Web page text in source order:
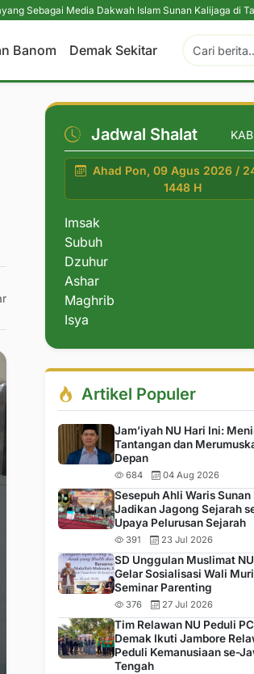
Media Dakwah Islam Sunan Kalijaga di Tanah Jawa |
Banom Demak Sekitar
Jadwal Shalat
Ahad Pon, 09 Agus 2026 /
1448 H
Imsak
Subuh
Dzuhur
Ashar
Maghrib
Isya
Artikel Populer
Jam’iyah NU Hari Ini:
Tantangan dan
Depan
684 04 Aug 2026
Sesepuh Ahli Waris
Jadikan Jagong Sejarah
Upaya Pelurusan Sejarah
391 23 Jul 2026
SD Unggulan Muslimat
Gelar Sosialisasi Wali
Seminar Parenting
376 27 Jul 2026
Tim Relawan NU Peduli
Demak Ikuti Jambore
Peduli Kemanusiaan se-
Tengah